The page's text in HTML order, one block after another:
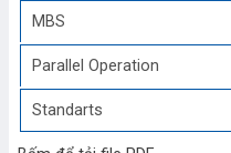
MBS
Parallel Operation
Standarts